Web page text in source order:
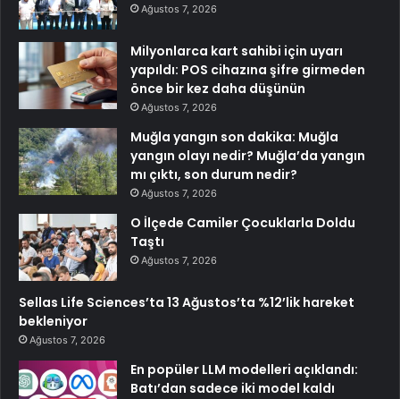
Ağustos 7, 2026
Milyonlarca kart sahibi için uyarı
yapıldı: POS cihazına şifre girmeden
önce bir kez daha düşünün
Ağustos 7, 2026
Muğla yangın son dakika: Muğla
yangın olayı nedir? Muğla’da yangın
mı çıktı, son durum nedir?
Ağustos 7, 2026
O İlçede Camiler Çocuklarla Doldu
Taştı
Ağustos 7, 2026
Sellas Life Sciences’ta 13 Ağustos’ta %12’lik hareket
bekleniyor
Ağustos 7, 2026
En popüler LLM modelleri açıklandı:
Batı’dan sadece iki model kaldı